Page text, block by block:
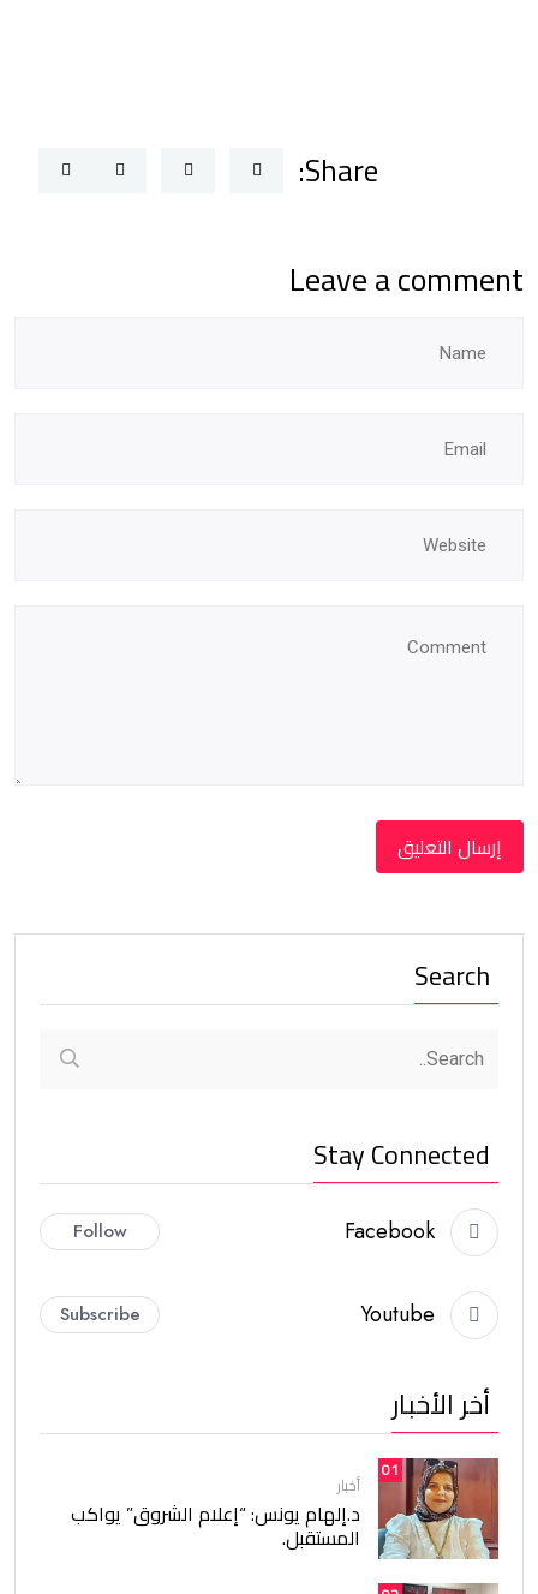
Share:
Leave a comment
Search
Stay Connected
Facebook
Follow
Youtube
Subscribe
أخر الأخبار
01
أخبار
د.إلهام يونس: “إعلام الشروق” يواكب
المستقبل.